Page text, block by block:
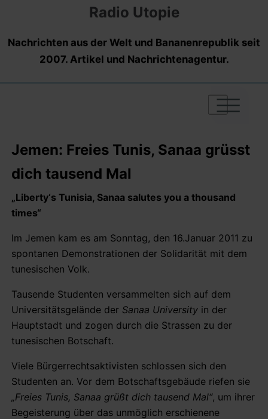
Radio Utopie
Nachrichten aus der Welt und Bananenrepublik seit
2007. Artikel und Nachrichtenagentur.
|
|
|
Jemen: Freies Tunis, Sanaa grüsst
dich tausend Mal
„Liberty‘s Tunisia, Sanaa salutes you a thousand
times“
Im Jemen kam es am Sonntag, den 16.Januar 2011 zu
spontanen Demonstrationen der Solidarität mit dem
tunesischen Volk.
Tausende Studenten versammelten sich auf dem
Universitätsgelände der Sanaa University in der
Hauptstadt und zogen durch die Strassen zu der
tunesischen Botschaft.
Viele Bürgerrechtsaktivisten schlossen sich den
Studenten an. Vor dem Botschaftsgebäude riefen sie
„Freies Tunis, Sanaa grüßt dich tausend Mal“, um ihrer
Begeisterung über das unmöglich erschienene